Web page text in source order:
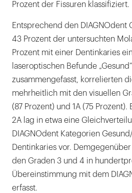
Prozent der Fissuren klassifiziert.
Entsprechend den DIAGNOdent
43 Prozent der untersuchten
Prozent mit einer Dentinkaries
laseroptischen Befunde
zusammengefasst, korrelierten
mehrheitlich mit den visuellen
(87 Prozent) und 1A (75
2A lag in etwa eine
DIAGNOdent Kategorien
Dentinkaries vor.
den Graden 3 und 4 in
Übereinstimmung mit dem
erfasst.